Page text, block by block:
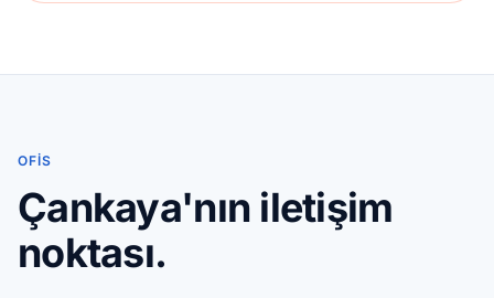
OFIS
Çankaya'nın iletişim
noktası.